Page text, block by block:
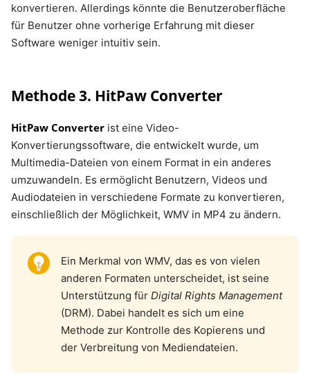
konvertieren. Allerdings könnte die Benutzeroberfläche
für Benutzer ohne vorherige Erfahrung mit dieser
Software weniger intuitiv sein.
Methode 3. HitPaw Converter
HitPaw Converter ist eine Video-
Konvertierungssoftware, die entwickelt wurde, um
Multimedia-Dateien von einem Format in ein anderes
umzuwandeln. Es ermöglicht Benutzern, Videos und
Audiodateien in verschiedene Formate zu konvertieren,
einschließlich der Möglichkeit, WMV in MP4 zu ändern.
Ein Merkmal von WMV, das es von vielen
anderen Formaten unterscheidet, ist seine
Unterstützung für Digital Rights Management
(DRM). Dabei handelt es sich um eine
Methode zur Kontrolle des Kopierens und
der Verbreitung von Mediendateien.